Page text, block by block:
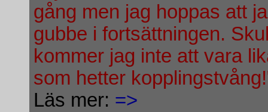
gång men jag hoppas att
gubbe i fortsättningen.
kommer jag inte att vara
som hetter
Läs mer: =>